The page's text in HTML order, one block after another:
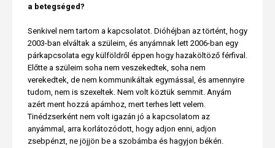
a betegséged?
Senkivel nem tartom a kapcsolatot. Dióhéjban az történt, hogy
2003-ban elváltak a szüleim, és anyámnak lett 2006-ban egy
párkapcsolata egy külföldről éppen hogy hazaköltöző férfival.
Előtte a szüleim soha nem veszekedtek, soha nem
verekedtek, de nem kommunikáltak egymással, és amennyire
tudom, nem is szexeltek. Nem volt köztük semmit. Anyám
azért ment hozzá apámhoz, mert terhes lett velem.
Tinédzserként nem volt igazán jó a kapcsolatom az
anyámmal, arra korlátozódott, hogy adjon enni, adjon
zsebpénzt, ne jöjjön be a szobámba és hagyjon békén.